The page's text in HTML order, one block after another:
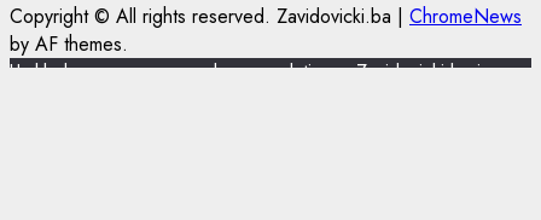
Copyright © All rights reserved. Zavidovicki.ba | ChromeNews
by AF themes.
U skladu s novom europskom regulativom, Zavidovicki.ba je